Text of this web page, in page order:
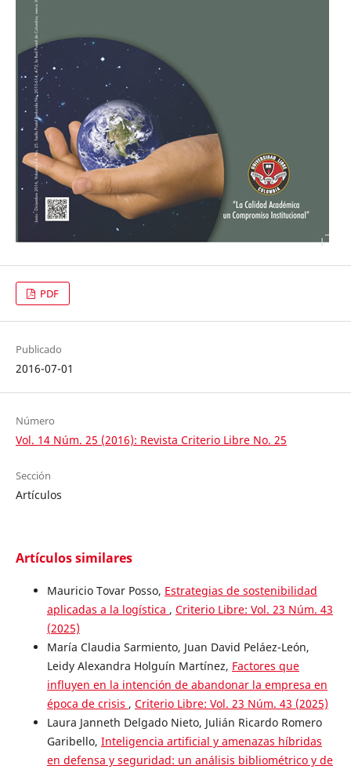
PDF
Publicado
2016-07-01
Número
Vol. 14 Núm. 25 (2016): Revista Criterio Libre No. 25
Sección
Artículos
Artículos similares
Mauricio Tovar Posso, Estrategias de sostenibilidad
aplicadas a la logística , Criterio Libre: Vol. 23 Núm. 43
(2025)
María Claudia Sarmiento, Juan David Peláez-León,
Leidy Alexandra Holguín Martínez, Factores que
influyen en la intención de abandonar la empresa en
época de crisis , Criterio Libre: Vol. 23 Núm. 43 (2025)
Laura Janneth Delgado Nieto, Julián Ricardo Romero
Garibello, Inteligencia artificial y amenazas híbridas
en defensa y seguridad: un análisis bibliométrico y de